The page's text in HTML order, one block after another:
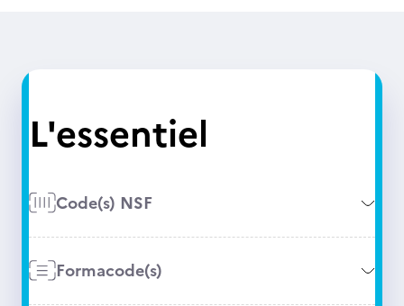
L'essentiel
Code(s) NSF
Formacode(s)